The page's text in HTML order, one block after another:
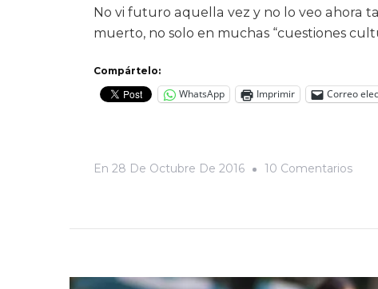
No vi futuro aquella vez y no lo veo ahora
muerto, no solo en muchas “cuestiones
Compártelo:
WhatsApp Imprimir Correo
En 28 De Octubre De 2016 10 ComentariosEn
La